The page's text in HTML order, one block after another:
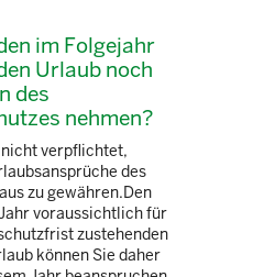
im Folgejahr
Urlaub noch
des
nehmen?
verpflichtet,
des
zu gewähren.Den
voraussichtlich für
zustehenden
können Sie daher